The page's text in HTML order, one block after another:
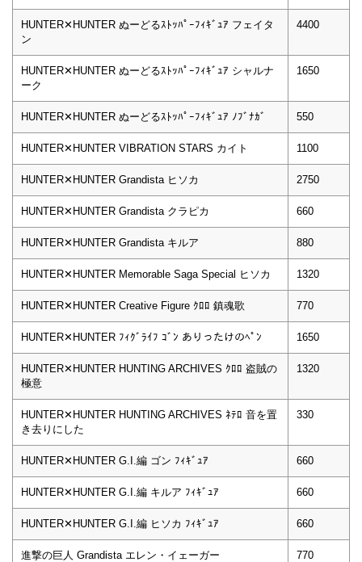
HUNTER✕HUNTER ぬーどるｽﾄｯﾊﾟｰﾌｨｷﾞｭｱ フェイタ
ン
4400
HUNTER✕HUNTER ぬーどるｽﾄｯﾊﾟｰﾌｨｷﾞｭｱ シャルナ
ーク
1650
HUNTER✕HUNTER ぬーどるｽﾄｯﾊﾟｰﾌｨｷﾞｭｱ ﾉﾌﾞﾅｶﾞ 550
HUNTER✕HUNTER VIBRATION STARS カイト 1100
HUNTER✕HUNTER Grandista ヒソカ 2750
HUNTER✕HUNTER Grandista クラピカ 660
HUNTER✕HUNTER Grandista キルア 880
HUNTER✕HUNTER Memorable Saga Special ヒソカ 1320
HUNTER✕HUNTER Creative Figure ｸﾛﾛ 鎮魂歌 770
HUNTER✕HUNTER ﾌｨｸﾞﾗｲﾌ ｺﾞﾝ ありったけのﾍﾟﾝ 1650
HUNTER✕HUNTER HUNTING ARCHIVES ｸﾛﾛ 盗賊の
極意
1320
HUNTER✕HUNTER HUNTING ARCHIVES ﾈﾃﾛ 音を置
き去りにした
330
HUNTER✕HUNTER G.I.編 ゴン ﾌｨｷﾞｭｱ 660
HUNTER✕HUNTER G.I.編 キルア ﾌｨｷﾞｭｱ 660
HUNTER✕HUNTER G.I.編 ヒソカ ﾌｨｷﾞｭｱ 660
進撃の巨人 Grandista エレン・イェーガー 770